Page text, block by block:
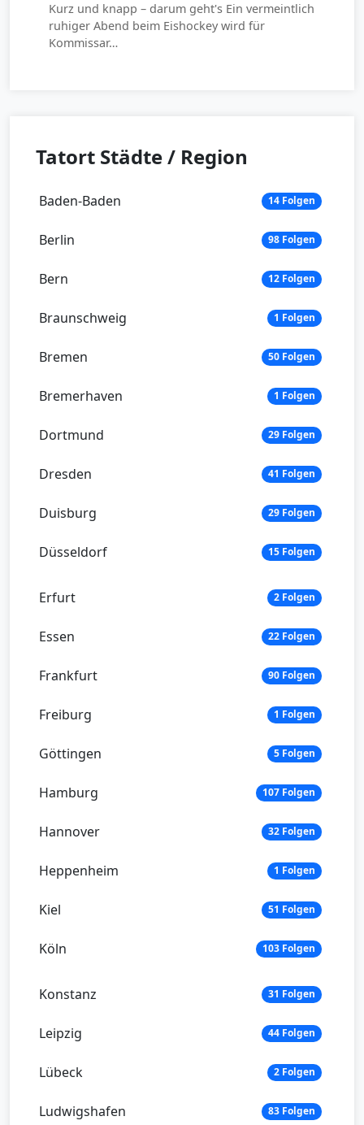
Kurz und knapp – darum geht's Ein vermeintlich
ruhiger Abend beim Eishockey wird für
Kommissar…
Tatort Städte / Region
Baden-Baden 14 Folgen
Berlin 98 Folgen
Bern 12 Folgen
Braunschweig 1 Folgen
Bremen 50 Folgen
Bremerhaven 1 Folgen
Dortmund 29 Folgen
Dresden 41 Folgen
Duisburg 29 Folgen
Düsseldorf 15 Folgen
Erfurt 2 Folgen
Essen 22 Folgen
Frankfurt 90 Folgen
Freiburg 1 Folgen
Göttingen 5 Folgen
Hamburg 107 Folgen
Hannover 32 Folgen
Heppenheim 1 Folgen
Kiel 51 Folgen
Köln 103 Folgen
Konstanz 31 Folgen
Leipzig 44 Folgen
Lübeck 2 Folgen
Ludwigshafen 83 Folgen